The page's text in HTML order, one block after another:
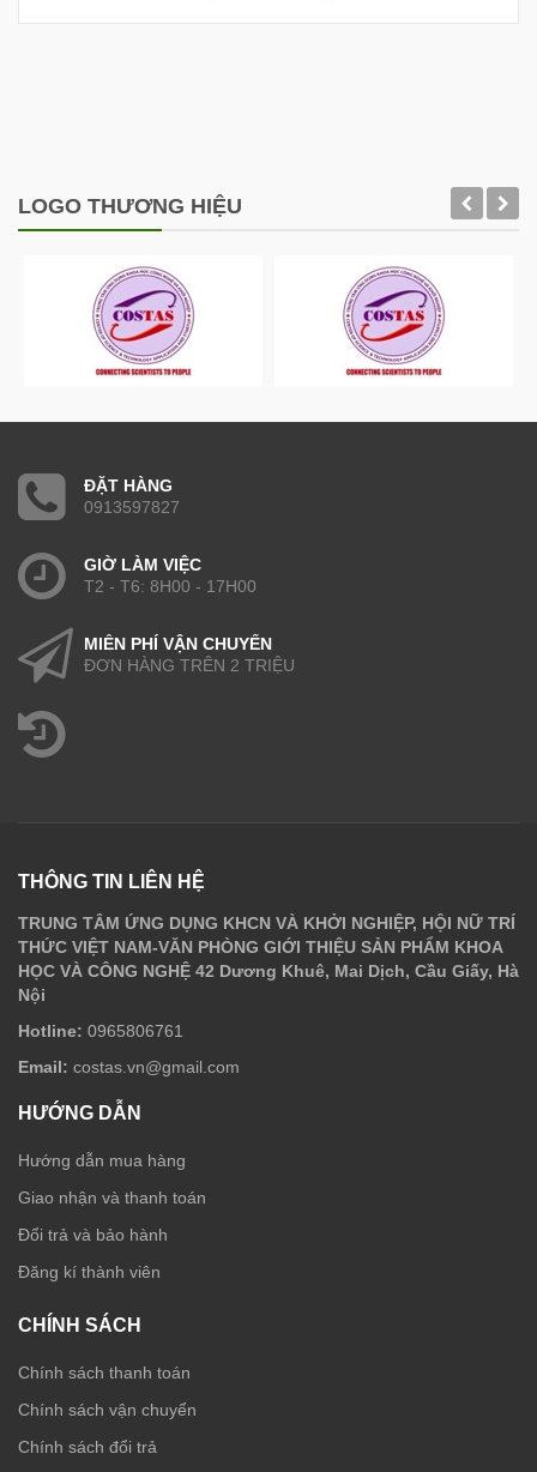
LOGO THƯƠNG HIỆU
ĐẶT HÀNG
0913597827
GIỜ LÀM VIỆC
T2 - T6: 8H00 - 17H00
MIỄN PHÍ VẬN CHUYỂN
ĐƠN HÀNG TRÊN 2 TRIỆU
THÔNG TIN LIÊN HỆ
TRUNG TÂM ỨNG DỤNG KHCN VÀ KHỞI NGHIỆP, HỘI NỮ TRÍ
THỨC VIỆT NAM-VĂN PHÒNG GIỚI THIỆU SẢN PHẨM KHOA
HỌC VÀ CÔNG NGHỆ 42 Dương Khuê, Mai Dịch, Cầu Giấy, Hà
Nội
Hotline: 0965806761
Email: costas.vn@gmail.com
HƯỚNG DẪN
Hướng dẫn mua hàng
Giao nhận và thanh toán
Đổi trả và bảo hành
Đăng kí thành viên
CHÍNH SÁCH
Chính sách thanh toán
Chính sách vận chuyển
Chính sách đổi trả